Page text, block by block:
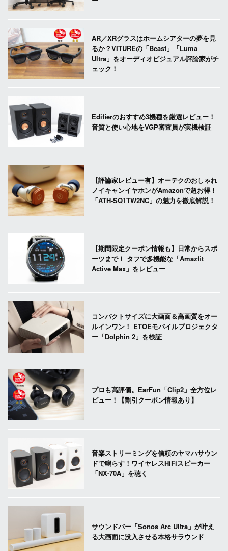
AR／XRグラスはホームシアターの夢を見
るか？VITUREの「Beast」「Luma
Ultra」をオーディオビジュアル評論家がチ
ェック！
Edifierのおすすめ3機種を厳選レビュー！
音質と使い心地をVGP審査員が実機検証
【評論家レビュー有】オーテクのおしゃれ
ノイキャンイヤホンがAmazonで超お得！
「ATH-SQ1TW2NC」の魅力を徹底解説！
【期間限定クーポン情報も】日常からスポ
ーツまで！ タフで多機能な「Amazfit
Active Max」をレビュー
コンパクトサイズに大画面＆高画質をオー
ルインワン！ ETOEモバイルプロジェクタ
ー「Dolphin 2」を検証
プロも高評価。EarFun「Clip2」全方位レ
ビュー！【割引クーポン情報あり】
音楽ストリーミングを信頼のヤマハサウン
ドで鳴らす！ワイヤレスHiFiスピーカー
「NX-70A」を聴く
サウンドバー「Sonos Arc Ultra」が叶え
る大画面に没入させる本格サラウンド